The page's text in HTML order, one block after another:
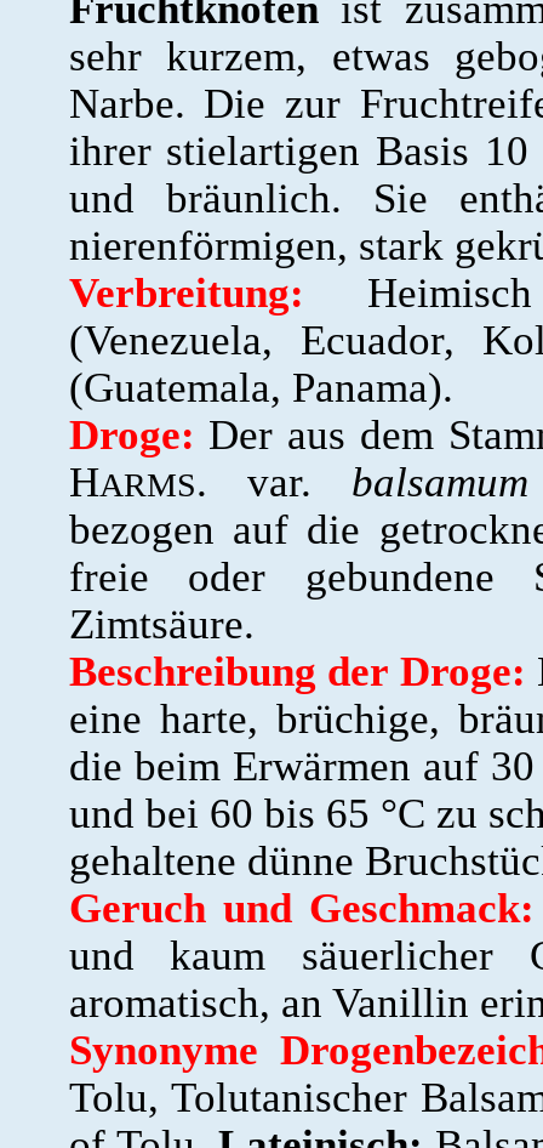
sehr kurzem, etwas
Narbe. Die zur
ihrer stielartigen Basis
und bräunlich. Sie
nierenförmigen, stark
Verbreitung:
(Venezuela, Ecuador,
(Guatemala, Panama).
Droge: Der aus dem
HARMS. var. balsamum
bezogen auf die
freie oder gebundene
Zimtsäure.
Beschreibung der Droge:
eine harte, brüchige,
die beim Erwärmen auf
und bei 60 bis 65 °C zu
gehaltene dünne
Geruch und Geschmack:
und kaum säuerlicher
aromatisch, an Vanillin
Synonyme
Tolu, Tolutanischer